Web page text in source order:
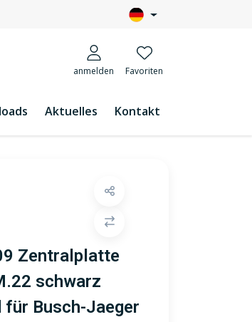
anmelden Favoriten
Aktuelles Kontakt
Zentralplatte
schwarz
für Busch-Jaeger